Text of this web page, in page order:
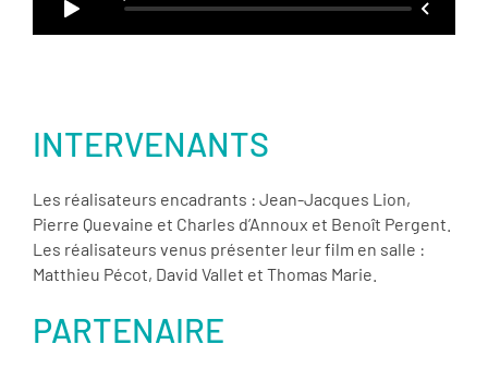
INTERVENANTS
Les réalisateurs encadrants : Jean-Jacques Lion,
Pierre Quevaine et Charles d’Annoux et Benoît Pergent.
Les réalisateurs venus présenter leur film en salle :
Matthieu Pécot, David Vallet et Thomas Marie.
PARTENAIRE